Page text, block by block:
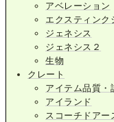
アベレーション
エクスティンク
ジェネシス
ジェネシス２
生物
クレート
アイテム品質・
アイランド
スコーチドアー